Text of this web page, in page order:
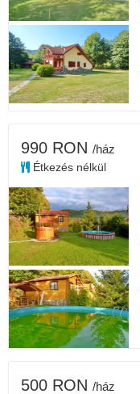
990 RON /ház
Étkezés nélkül
500 RON /ház